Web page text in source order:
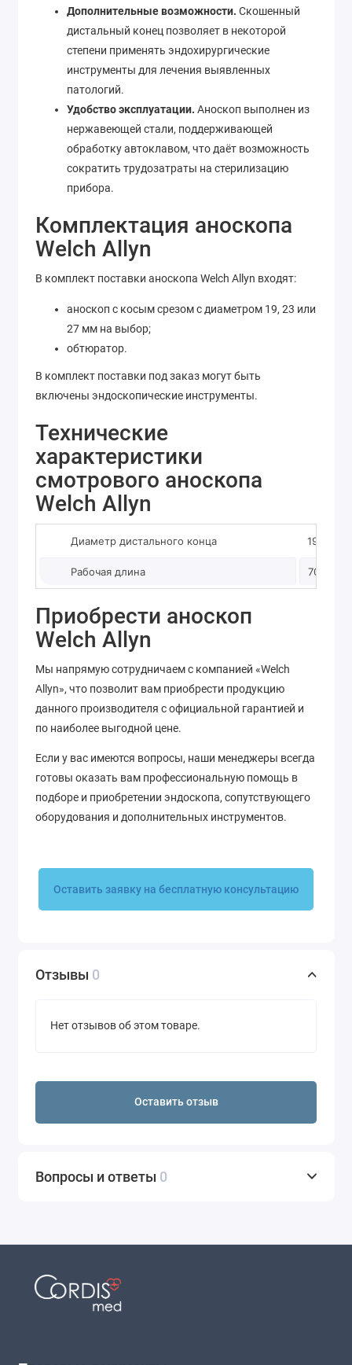
Дополнительные возможности. Скошенный
дистальный конец позволяет в некоторой
степени применять эндохирургические
инструменты для лечения выявленных
патологий.
Удобство эксплуатации. Аноскоп выполнен из
нержавеющей стали, поддерживающей
обработку автоклавом, что даёт возможность
сократить трудозатраты на стерилизацию
прибора.
Комплектация аноскопа
Welch Allyn
В комплект поставки аноскопа Welch Allyn входят:
аноскоп с косым срезом с диаметром 19, 23 или
27 мм на выбор;
обтюратор.
В комплект поставки под заказ могут быть
включены эндоскопические инструменты.
Технические
характеристики
смотрового аноскопа
Welch Allyn
Диаметр дистального конца 19, 23
Рабочая длина 70 мм
Приобрести аноскоп
Welch Allyn
Мы напрямую сотрудничаем с компанией «Welch
Allyn», что позволит вам приобрести продукцию
данного производителя с официальной гарантией и
по наиболее выгодной цене.
Если у вас имеются вопросы, наши менеджеры всегда
готовы оказать вам профессиональную помощь в
подборе и приобретении эндоскопа, сопутствующего
оборудования и дополнительных инструментов.
Оставить заявку на бесплатную консультацию
Отзывы 0
Нет отзывов об этом товаре.
Оставить отзыв
Вопросы и ответы 0